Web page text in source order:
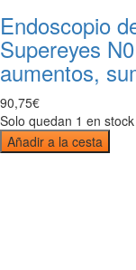
Endoscopio
Supereyes
aumentos,
90,75€
Solo quedan 1 en stock
Añadir a la cesta